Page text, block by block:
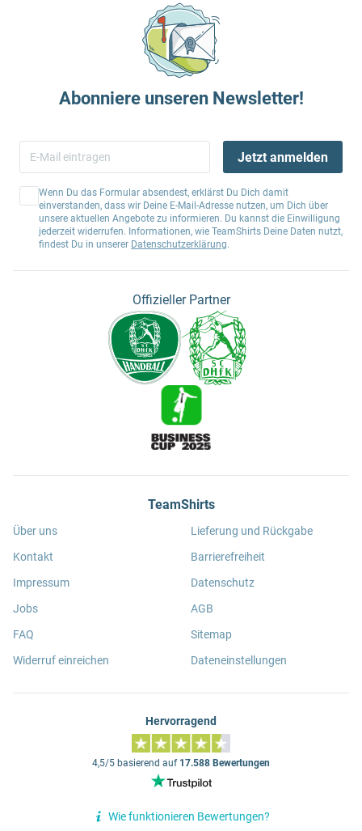
Abonniere unseren Newsletter!
Jetzt anmelden
Wenn Du das Formular absendest, erklärst Du Dich damit
einverstanden, dass wir Deine E-Mail-Adresse nutzen, um Dich über
unsere aktuellen Angebote zu informieren. Du kannst die Einwilligung
jederzeit widerrufen. Informationen, wie TeamShirts Deine Daten nutzt,
findest Du in unserer Datenschutzerklärung.
Offizieller Partner
TeamShirts
Über uns
Kontakt
Impressum
Jobs
FAQ
Widerruf einreichen
Lieferung und Rückgabe
Barrierefreiheit
Datenschutz
AGB
Sitemap
Dateneinstellungen
Hervorragend
4,5/5 basierend auf 17.588 Bewertungen
Wie funktionieren Bewertungen?